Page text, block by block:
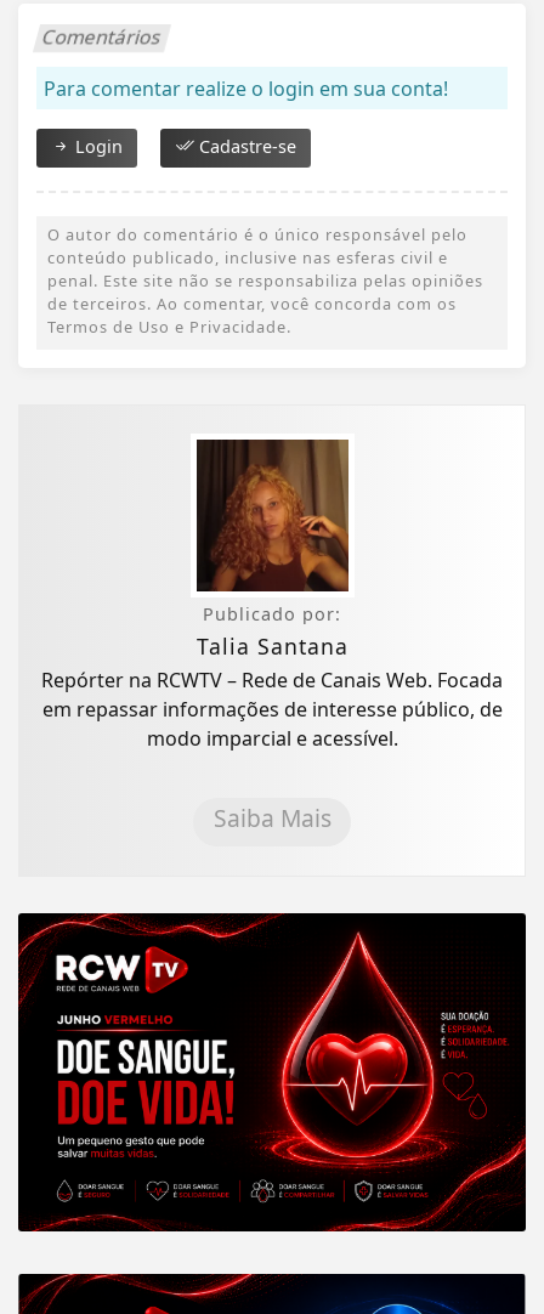
Comentários
Para comentar realize o login em sua conta!
Login Cadastre-se
O autor do comentário é o único responsável pelo
conteúdo publicado, inclusive nas esferas civil e
penal. Este site não se responsabiliza pelas opiniões
de terceiros. Ao comentar, você concorda com os
Termos de Uso e Privacidade.
Publicado por:
Talia Santana
Repórter na RCWTV – Rede de Canais Web. Focada
em repassar informações de interesse público, de
modo imparcial e acessível.
Saiba Mais